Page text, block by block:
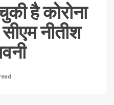
है कोरोना
नीतीश